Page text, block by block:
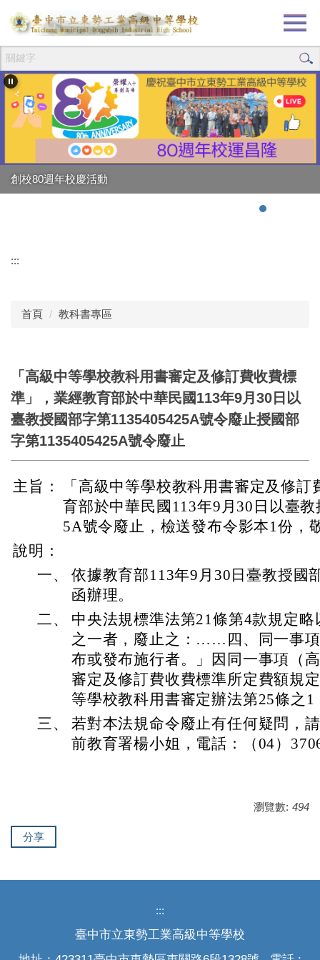
跳
到
要
內
容
區
創校80週年校慶活動
強棒出擊!!!狂賀校長
:::
首頁 教科書專區
「高級中等學校教科用書審定及修訂費收費標
準」，業經教育部於中華民國113年9月30日以
臺教授國部字第1135405425A號令廢止授國部
字第1135405425A號令廢止
主旨：
「高級中等學校教科用書審定及修
育部於中華民國113年9月30日以臺
5A號令廢止，檢送發布令影本1份，
說明：
一、
依據教育部113年9月30日臺教授國
函辦理。
二、
中央法規標準法第21條第4款規定
之一者，廢止之：……四、同一事
布或發布施行者。」因同一事項（
審定及修訂費收費標準所定費額規
等學校教科用書審定辦法第25條之
三、
若對本法規命令廢止有任何疑問，
前教育署楊小姐，電話：（04）
瀏覽數: 494
分享
:::
臺中市立東勢工業高級中等學校